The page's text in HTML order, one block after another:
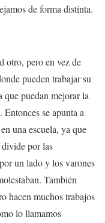
de forma distinta.
otro, pero en vez de
pueden trabajar su
puedan mejorar la
se apunta a
una escuela, ya que
divide por las
un lado y los varones
También
hacen muchos trabajos
lo llamamos